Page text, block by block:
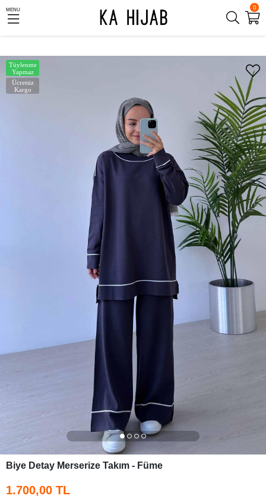
0
MENU
Ücretsiz
Kargo
Tüylenme
Yapmaz
Biye Detay Merserize Takım - Füme
1.700,00 TL